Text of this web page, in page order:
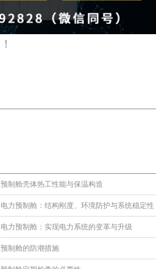
预制舱壳体热工性能与保温构造
电力预制舱：结构刚度、环境防护与系统稳定性
电力预制舱：实现电力系统的变革与升级
预制舱的防潮措施